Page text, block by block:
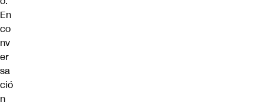
En
co
nv
er
sa
ció
n